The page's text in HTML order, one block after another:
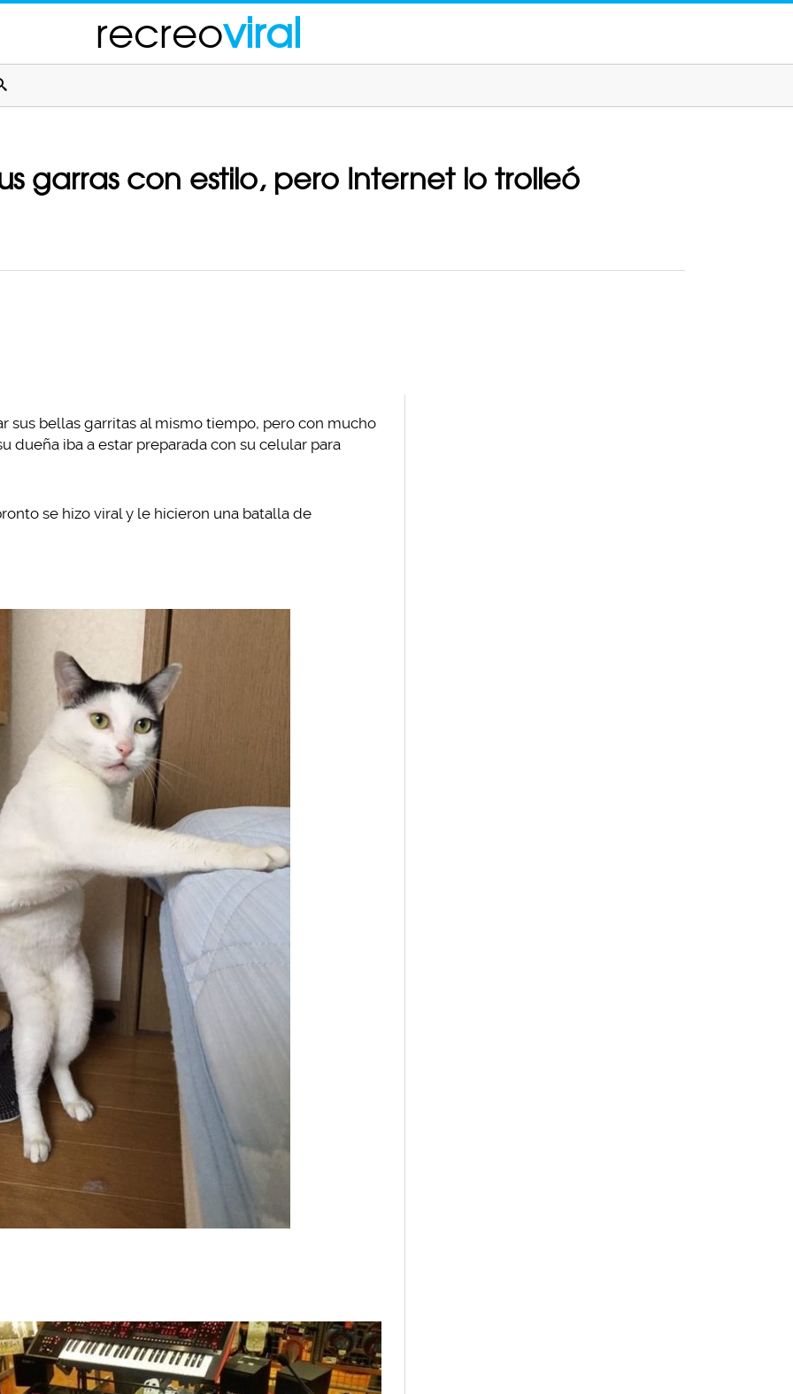
recreoviral
garras con estilo, pero Internet lo trolleó
sus bellas garritas al mismo tiempo, pero con mucho
dueña iba a estar preparada con su celular para
se hizo viral y le hicieron una batalla de